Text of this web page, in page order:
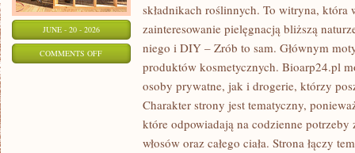
JUNE - 20 - 2026
COMMENTS OFFON
składnikach roślinnych. To witryna, która
zainteresowanie pielęgnacją bliższą
niego i DIY – Zrób to sam. Głównym
produktów kosmetycznych. Bioarp24.pl
osoby prywatne, jak i drogerie, którzy
Charakter strony jest tematyczny,
które odpowiadają na codzienne potrzeby
włosów oraz całego ciała. Strona łączy